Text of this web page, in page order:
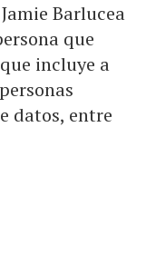
Barlucea
que
incluye a
datos, entre